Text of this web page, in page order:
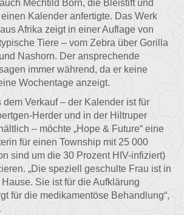
Mechtild Born, die Bleistift und
Kalender anfertigte. Das Werk
Afrika zeigt in einer Auflage von
Tiere – vom Zebra über Gorilla
Nashorn. Der ansprechende
immer während, da er keine
Wochentage anzeigt.
dem Verkauf – der Kalender ist für
Herder und in der Hiltruper
– möchte „Hope & Future“ eine
für einen Township mit 25 000
sind um die 30 Prozent HIV-infiziert)
„Die speziell geschulte Frau ist in
Sie ist für die Aufklärung
für die medikamentöse Behandlung“,